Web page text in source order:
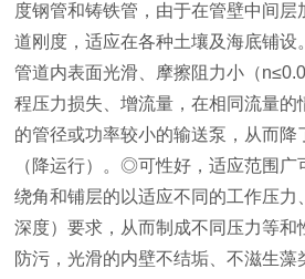
度钢管和铸铁管，由于在管壁中间层
道刚度，适应在各种土壤及海底铺
管道内表面光滑、摩擦阻力小（
程压力损失、增流量，在相同流量的
的管径或功率较小的输送泵，从而降
（降运行）。◎可性好，适应范围
绕角和铺层的以适应不同的工作压力
深度）要求，从而制成不同压力等
防污，光滑的内壁不结垢、不滋生